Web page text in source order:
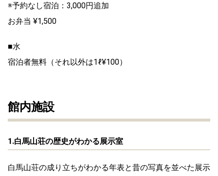
※予約なし宿泊：3,000円追加
お弁当 ¥1,500
■水
宿泊者無料（それ以外は1ℓ¥100）
館内施設
1.白馬山荘の歴史がわかる展示室
白馬山荘の成り立ちがわかる年表と昔の写真を並べた展示